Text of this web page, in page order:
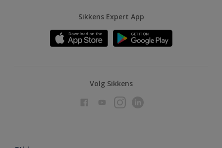
Sikkens Expert App
Volg Sikkens